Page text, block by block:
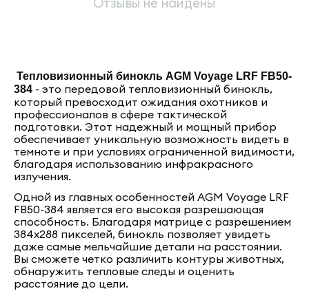
Тепловизионный бинокль AGM Voyage LRF FB50-
384 - это передовой тепловизионный бинокль,
который превосходит ожидания охотников и
профессионалов в сфере тактической
подготовки. Этот надежный и мощный прибор
обеспечивает уникальную возможность видеть в
темноте и при условиях ограниченной видимости,
благодаря использованию инфракрасного
излучения.
Одной из главных особенностей AGM Voyage LRF
FB50-384 является его высокая разрешающая
способность. Благодаря матрице с разрешением
384x288 пикселей, бинокль позволяет увидеть
даже самые мельчайшие детали на расстоянии.
Вы сможете четко различить контуры животных,
обнаружить тепловые следы и оценить
расстояние до цели.